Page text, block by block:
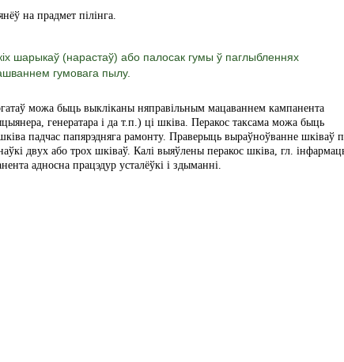
на прадмет пілінга.
шарыкаў (нарастаў) або палосак гумы ў паглыбленнях
гумовага пылу.
можа быць выкліканы няправільным мацаваннем кампанента
генератара і да т.п.) ці шківа. Перакос таксама можа быць
падчас папярэдняга рамонту. Праверыць выраўноўванне шківаў
двух або трох шківаў. Калі выяўлены перакос шківа, гл.
адносна працэдур усталёўкі і здыманні.